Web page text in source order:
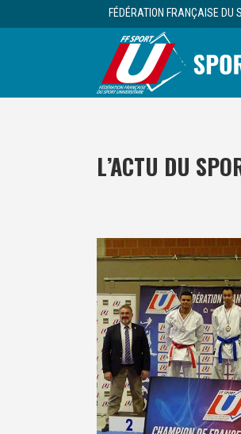
FÉDÉRATION FRANÇAISE DU
L’ACTU DU